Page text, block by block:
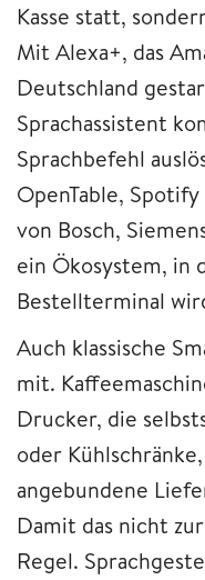
Kasse statt,
Mit Alexa+, das
Deutschland
Sprachassistent
Sprachbefehl
OpenTable,
von Bosch,
ein Ökosystem, in
Bestellterminal
Auch klassische
mit.
Drucker, die
oder
angebundene
Damit das nicht
Regel.